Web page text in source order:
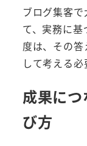
ブログ集客
て、実務に
度は、その
して考える必
成果に
び方